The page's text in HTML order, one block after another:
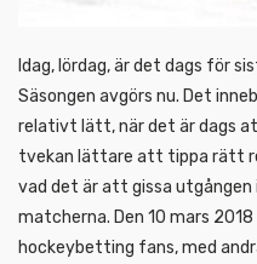
Idag, lördag, är det dags för
Säsongen avgörs nu. Det
relativt lätt, när det är dags
tvekan lättare att tippa rätt
vad det är att gissa utgången i
matcherna. Den 10 mars
hockeybetting fans, med